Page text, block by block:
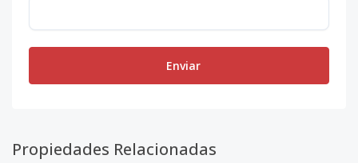
Enviar
Propiedades Relacionadas